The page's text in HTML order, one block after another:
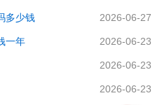
多少钱 2026-06-27
一年 2026-06-23
2026-06-23
2026-06-23